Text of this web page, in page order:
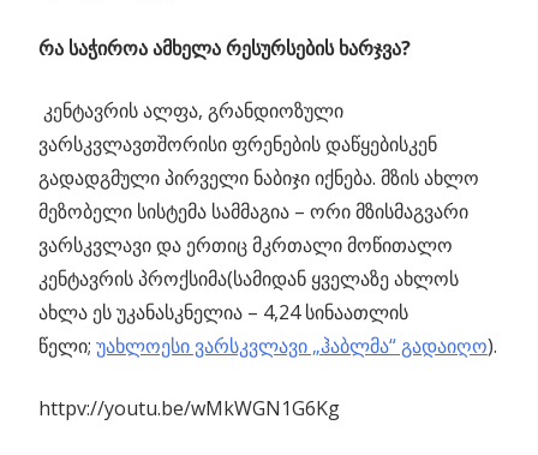
რა საჭიროა ამხელა რესურსების ხარჯვა?
კენტავრის ალფა, გრანდიოზული
ვარსკვლავთშორისი ფრენების დაწყებისკენ
გადადგმული პირველი ნაბიჯი იქნება. მზის ახლო
მეზობელი სისტემა სამმაგია – ორი მზისმაგვარი
ვარსკვლავი და ერთიც მკრთალი მოწითალო
კენტავრის პროქსიმა(სამიდან ყველაზე ახლოს
ახლა ეს უკანასკნელია – 4,24 სინაათლის
წელი; უახლოესი ვარსკვლავი „ჰაბლმა“ გადაიღო).
httpv://youtu.be/wMkWGN1G6Kg